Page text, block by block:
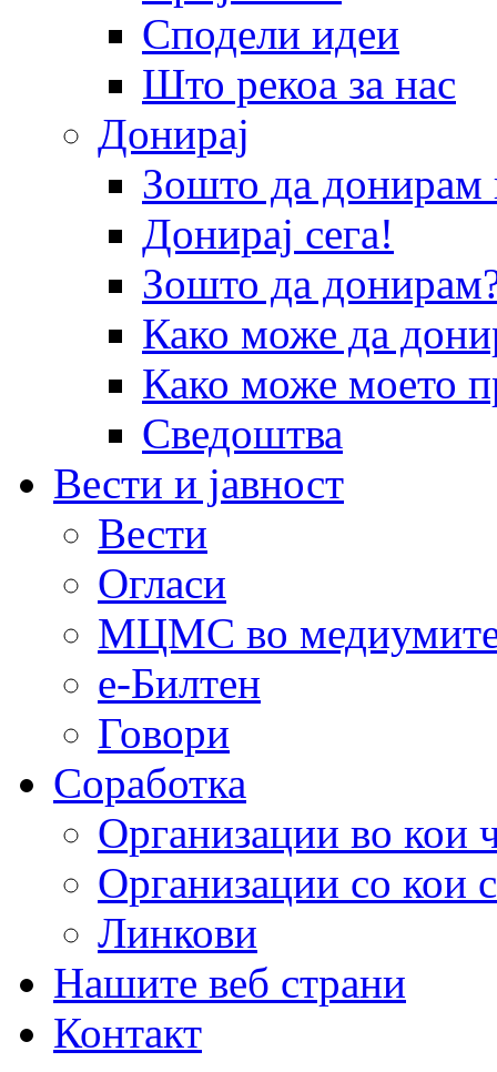
Сподели идеи
Што рекоа за нас
Донирај
Зошто да
Донирај сега!
Зошто да
Како може да
Како може моето
Сведоштва
Вести и јавност
Вести
Огласи
МЦМС во
е-Билтен
Говори
Соработка
Организации во кои
Организации со кои
Линкови
Нашите веб страни
Контакт